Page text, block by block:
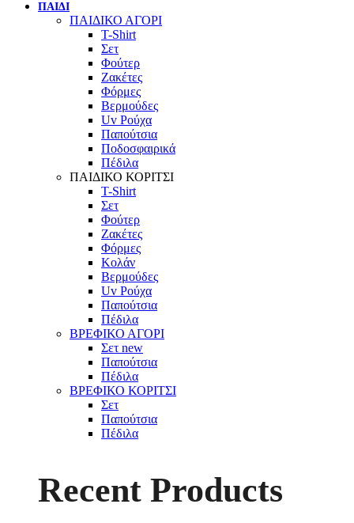
ΠΑΙΔΙ
ΠΑΙΔΙΚΟ ΑΓΟΡΙ
T-Shirt
Σετ
Φούτερ
Ζακέτες
Φόρμες
Βερμούδες
Uv Ρούχα
Παπούτσια
Ποδοσφαιρικά
Πέδιλα
ΠΑΙΔΙΚΟ ΚΟΡΙΤΣΙ
T-Shirt
Σετ
Φούτερ
Ζακέτες
Φόρμες
Κολάν
Βερμούδες
Uv Ρούχα
Παπούτσια
Πέδιλα
ΒΡΕΦΙΚΟ ΑΓΟΡΙ
Σετ new
Παπούτσια
Πέδιλα
ΒΡΕΦΙΚΟ ΚΟΡΙΤΣΙ
Σετ
Παπούτσια
Πέδιλα
Recent Products